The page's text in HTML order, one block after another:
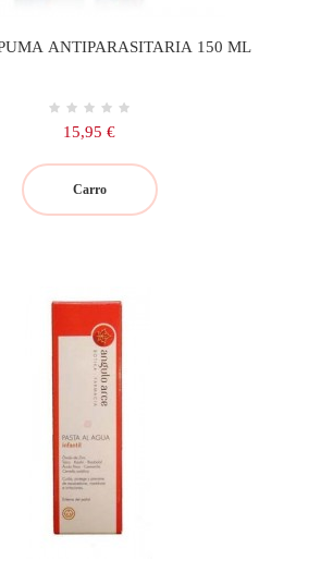
ANTIPARASITARIA 150 ML
Precio
15,95 €
Carro